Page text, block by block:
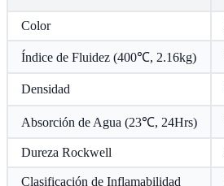
Color
Índice de Fluidez (400℃, 2.16kg)
Densidad
Absorción de Agua (23℃, 24Hrs)
Dureza Rockwell
Clasificación de Inflamabilidad